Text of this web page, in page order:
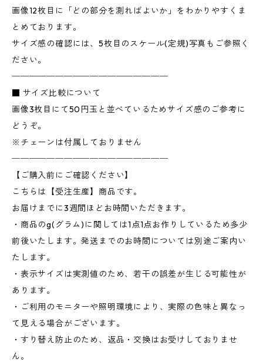
画像12枚目に「どの部分を測ればよいか」をわかりやすくま
とめております。
サイズ感の確認には、5枚目のスケール(定規)写真もご参照く
ださい。
──────────────────
■ サイズ比較について
画像3枚目にて50円玉と並べているためサイズ感のご参考に
どうぞ。
※チェーンは付属しておりません
──────────────────
【ご購入前にご確認ください】
こちらは【受注生産】商品です。
お届けまでに3週間ほどお時間いただきます。
・商品のg(グラム)に関しては1点1点お作りしているため多少
前後いたします。発送までのお時間については別途ご案内い
たします。
・表示サイズは実測値のため、若干の誤差が生じる可能性が
あります。
・ご利用のモニターや照明環境により、実際の色味と異なっ
て見える場合がございます。
・すり替え防止のため、返品・交換はお受けしておりませ
ん。